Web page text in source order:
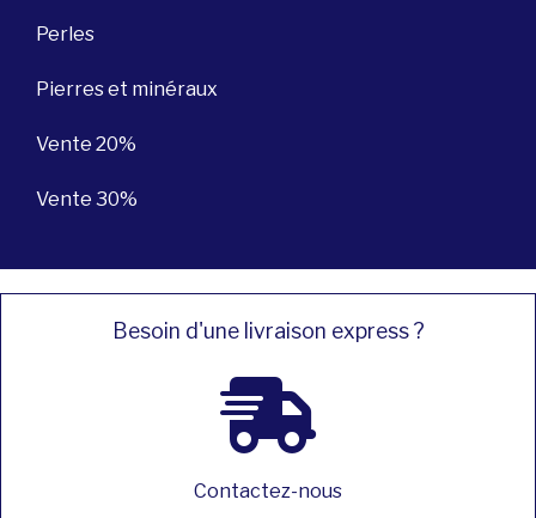
Perles
Pierres et minéraux
Vente 20%
Vente 30%
Besoin d'une livraison express ?
Contactez-nous